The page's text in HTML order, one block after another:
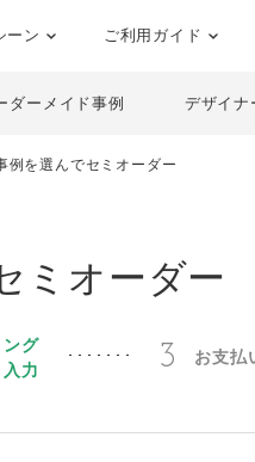
ーン ご利用ガイド
ダーメイド事例 デザイナ
例を選んでセミオーダー
ミオーダー
ング
力
3 お支払